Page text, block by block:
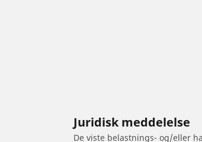
Juridisk meddelelse
De viste belastnings- og/eller